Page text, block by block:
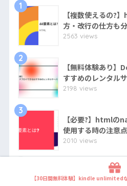
1
【複数使えるの?
方・改行の仕方も
2563 views
2
【無料体験あり
すすめのレンタル
2198 views
3
【必要?】htmlの
使用する時の注意
2010 views
【超簡単】
Survival Evolvedマ
【30日間無料体験】kindle unlimited